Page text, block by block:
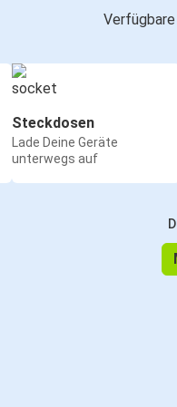
Steckdosen
Lade Deine Geräte
unterwegs auf